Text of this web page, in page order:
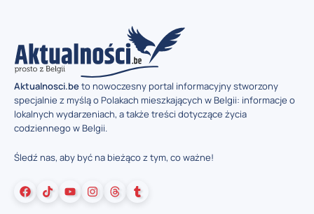
Aktualnosci.beto nowoczesny portal informacyjny stworzony
specjalnie z myślą o Polakach mieszkających w Belgii: informacje o
lokalnych wydarzeniach, a także treści dotyczące życia
codziennego w Belgii.
Śledź nas, aby być na bieżąco z tym, co ważne!